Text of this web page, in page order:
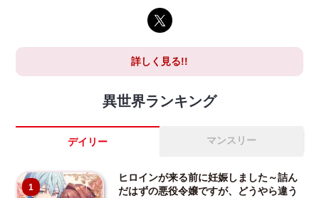
詳しく見る!!
異世界ランキング
デイリー マンスリー
1
ヒロインが来る前に妊娠しました～詰ん
だはずの悪役令嬢ですが、どうやら違う